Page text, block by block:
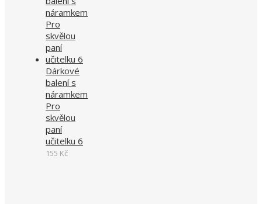
Dárkové
balení s
náramkem
Pro
skvělou
paní
učitelku 6
155 Kč